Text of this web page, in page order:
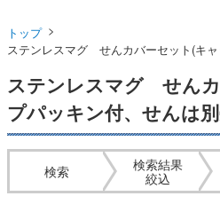
トップ
ステンレスマグ せんカバーセット(キ
ステンレスマグ せん
プパッキン付、せんは
検索
検索結果
絞込